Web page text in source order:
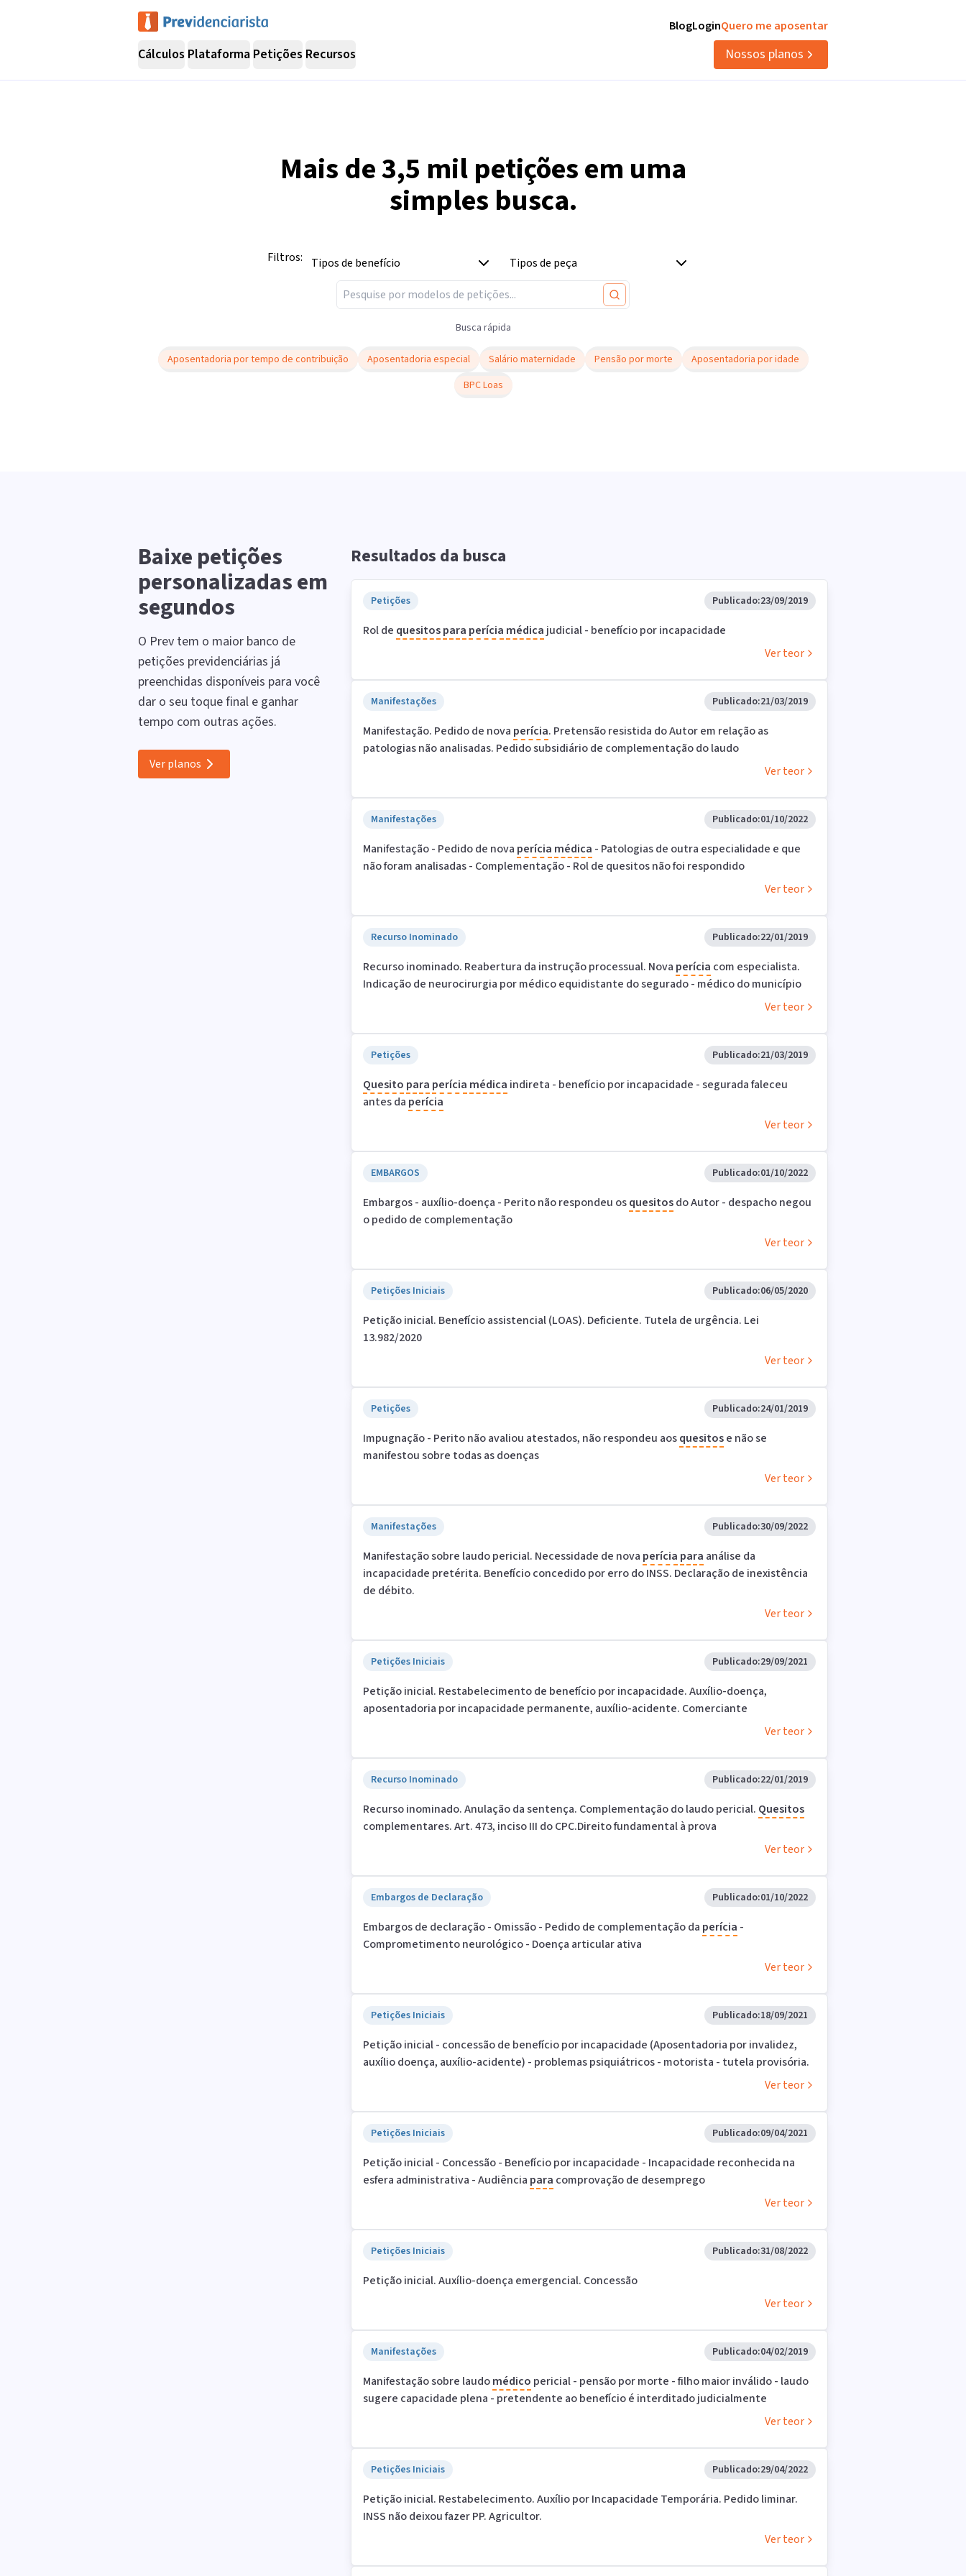
BlogLoginQuero me aposentar
Cálculos Plataforma Petições Recursos Nossos planos
Mais de3,5 milpetições em uma
simples busca.
Filtros: Tipos de benefício Tipos de peça
Busca rápida
Aposentadoria por tempo de contribuição Aposentadoria especial Salário maternidade Pensão por morte
Aposentadoria por idade
BPC Loas
Baixe petições
personalizadas em
segundos
O Prev tem o maior banco de
petições previdenciárias já
preenchidas disponíveis para você
dar o seu toque final e ganhar
tempo com outras ações.
Ver planos
Resultados da busca
Petições Publicado:23/09/2019
Rol de quesitospara perícia médica judicial - benefício por incapacidade
Ver teor
Manifestações Publicado:21/03/2019
Manifestação. Pedido de nova perícia. Pretensão resistida do Autor em relação as
patologias não analisadas. Pedido subsidiário de complementação do laudo
Ver teor
Manifestações Publicado:01/10/2022
Manifestação - Pedido de nova perícia médica - Patologias de outra especialidade e que
não foram analisadas - Complementação - Rol de quesitos não foi respondido
Ver teor
Recurso Inominado Publicado:22/01/2019
Recurso inominado. Reabertura da instrução processual. Nova perícia com especialista.
Indicação de neurocirurgia por médico equidistante do segurado - médico do município
Ver teor
Petições Publicado:21/03/2019
Quesito para perícia médica indireta - benefício por incapacidade - segurada faleceu
antes da perícia
Ver teor
EMBARGOS Publicado:01/10/2022
Embargos - auxílio-doença - Perito não respondeu osquesitosdo Autor - despacho negou
o pedido de complementação
Ver teor
Petições Iniciais Publicado:06/05/2020
Petição inicial. Benefício assistencial (LOAS). Deficiente. Tutela de urgência. Lei
13.982/2020
Ver teor
Petições Publicado:24/01/2019
Impugnação - Perito não avaliou atestados, não respondeu aosquesitose não se
manifestou sobre todas as doenças
Ver teor
Manifestações Publicado:30/09/2022
Manifestação sobre laudo pericial. Necessidade de nova perícia para análise da
incapacidade pretérita. Benefício concedido por erro do INSS. Declaração de inexistência
de débito.
Ver teor
Petições Iniciais Publicado:29/09/2021
Petição inicial. Restabelecimento de benefício por incapacidade. Auxílio-doença,
aposentadoria por incapacidade permanente, auxílio-acidente. Comerciante
Ver teor
Recurso Inominado Publicado:22/01/2019
Recurso inominado. Anulação da sentença. Complementação do laudo pericial. Quesitos
complementares. Art. 473, inciso III do CPC.Direito fundamental à prova
Ver teor
Embargos de Declaração Publicado:01/10/2022
Embargos de declaração - Omissão - Pedido de complementação da perícia -
Comprometimento neurológico - Doença articular ativa
Ver teor
Petições Iniciais Publicado:18/09/2021
Petição inicial - concessão de benefício por incapacidade (Aposentadoria por invalidez,
auxílio doença, auxílio-acidente) - problemas psiquiátricos - motorista - tutela provisória.
Ver teor
Petições Iniciais Publicado:09/04/2021
Petição inicial - Concessão - Benefício por incapacidade - Incapacidade reconhecida na
esfera administrativa - Audiência para comprovação de desemprego
Ver teor
Petições Iniciais Publicado:31/08/2022
Petição inicial. Auxílio-doença emergencial. Concessão
Ver teor
Manifestações Publicado:04/02/2019
Manifestação sobre laudomédico pericial - pensão por morte - filho maior inválido - laudo
sugere capacidade plena - pretendente ao benefício é interditado judicialmente
Ver teor
Petições Iniciais Publicado:29/04/2022
Petição inicial. Restabelecimento. Auxílio por Incapacidade Temporária. Pedido liminar.
INSS não deixou fazer PP. Agricultor.
Ver teor